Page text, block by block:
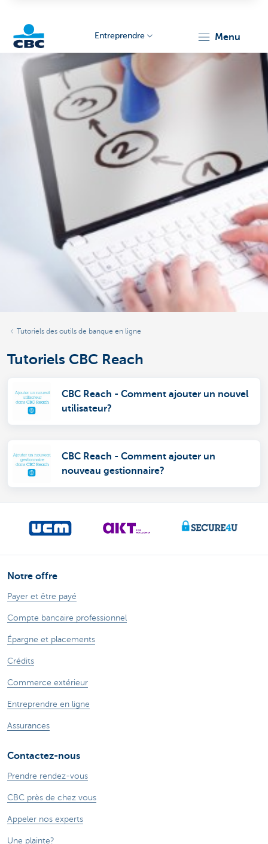
Entrepreneurs
Entreprendre menu
Tutoriels des outils de banque en ligne
Tutoriels CBC Reach
CBC Reach - Comment ajouter un nouvel
utilisateur?
CBC Reach - Comment ajouter un
nouveau gestionnaire?
Notre offre
Payer et être payé
Compte bancaire professionnel
Épargne et placements
Crédits
Commerce extérieur
Entreprendre en ligne
Assurances
Contactez-nous
Prendre rendez-vous
CBC près de chez vous
Appeler nos experts
Une plainte?